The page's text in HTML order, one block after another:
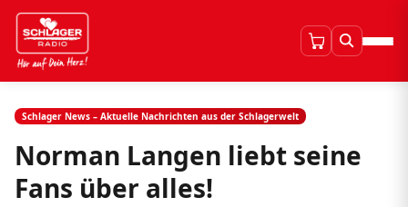
Schlager News – Aktuelle Nachrichten aus der Schlagerwelt
Norman Langen liebt seine
Fans über alles!